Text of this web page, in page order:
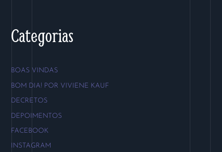
Categorias
BOAS VINDAS
BOM DIA! POR VIVIENE KAUF
DECRETOS
DEPOIMENTOS
FACEBOOK
INSTAGRAM